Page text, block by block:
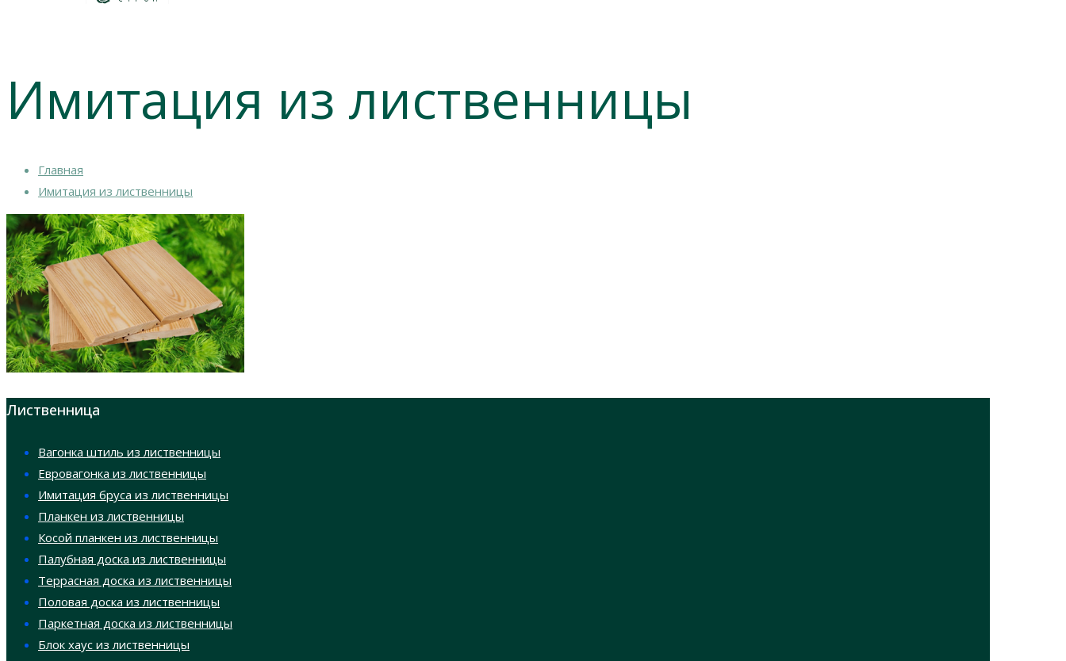
Имитация из лиственницы
Главная
Имитация из лиственницы
Лиственница
Вагонка штиль из лиственницы
Евровагонка из лиственницы
Имитация бруса из лиственницы
Планкен из лиственницы
Косой планкен из лиственницы
Палубная доска из лиственницы
Террасная доска из лиственницы
Половая доска из лиственницы
Паркетная доска из лиственницы
Блок хаус из лиственницы